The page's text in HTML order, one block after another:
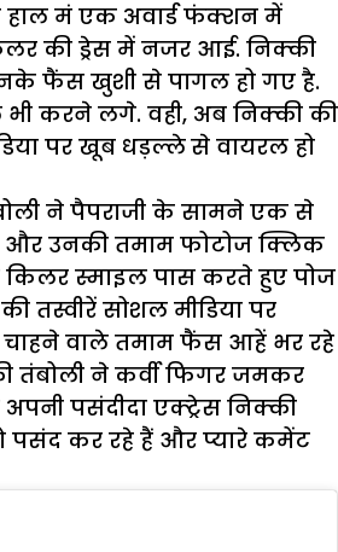
हाल मं एक अवार्ड फंक्शन में
की ड्रेस में नजर आई. निक्की
फैंस खुशी से पागल हो गए है.
भी करने लगे. वही, अब निक्की की
पर खूब धड़ल्ले से वायरल हो
ने पैपराजी के सामने एक से
उनकी तमाम फोटोज क्लिक
किलर स्माइल पास करते हुए पोज
तस्वीरें सोशल मीडिया पर
चाहने वाले तमाम फैंस आहें भर रहे
तंबोली ने कर्वी फिगर जमकर
पसंदीदा एक्ट्रेस निक्की
पसंद कर रहे हैं और प्यारे कमेंट